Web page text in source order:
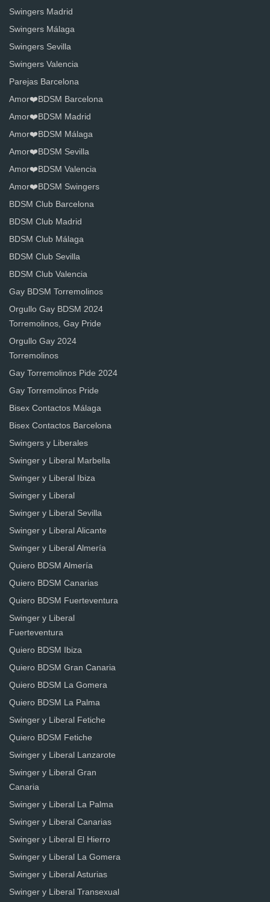
Swingers Madrid
Swingers Málaga
Swingers Sevilla
Swingers Valencia
Parejas Barcelona
Amor❤️BDSM Barcelona
Amor❤️BDSM Madrid
Amor❤️BDSM Málaga
Amor❤️BDSM Sevilla
Amor❤️BDSM Valencia
Amor❤️BDSM Swingers
BDSM Club Barcelona
BDSM Club Madrid
BDSM Club Málaga
BDSM Club Sevilla
BDSM Club Valencia
Gay BDSM Torremolinos
Orgullo Gay BDSM 2024
Torremolinos, Gay Pride
Orgullo Gay 2024
Torremolinos
Gay Torremolinos Pide 2024
Gay Torremolinos Pride
Bisex Contactos Málaga
Bisex Contactos Barcelona
Swingers y Liberales
Swinger y Liberal Marbella
Swinger y Liberal Ibiza
Swinger y Liberal
Swinger y Liberal Sevilla
Swinger y Liberal Alicante
Swinger y Liberal Almería
Quiero BDSM Almería
Quiero BDSM Canarias
Quiero BDSM Fuerteventura
Swinger y Liberal
Fuerteventura
Quiero BDSM Ibiza
Quiero BDSM Gran Canaria
Quiero BDSM La Gomera
Quiero BDSM La Palma
Swinger y Liberal Fetiche
Quiero BDSM Fetiche
Swinger y Liberal Lanzarote
Swinger y Liberal Gran
Canaria
Swinger y Liberal La Palma
Swinger y Liberal Canarias
Swinger y Liberal El Hierro
Swinger y Liberal La Gomera
Swinger y Liberal Asturias
Swinger y Liberal Transexual